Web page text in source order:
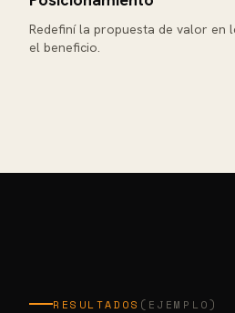
Redefiní la propuesta de valor en
el beneficio.
RESULTADOS (EJEMPLO)